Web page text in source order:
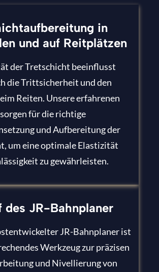
in
und auf Reitplätzen
der Tretschicht beeinflusst
die Trittsicherheit und den
Reiten. Unsere erfahrenen
für die richtige
und Aufbereitung der
um eine optimale Elastizität
zu gewährleisten.
des JR-Bahnplaner
JR-Bahnplaner ist
Werkzeug zur präzisen
und Nivellierung von